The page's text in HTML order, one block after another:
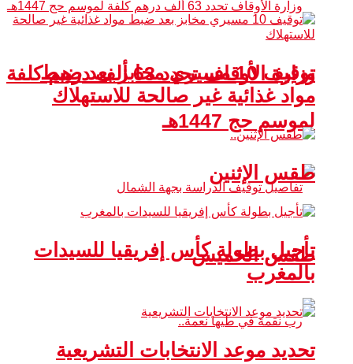
وزارة الأوقاف تحدد 63 ألف درهم كلفة
لموسم حج 1447هـ
طقس الخميس
توقيف 10 مسيري مخابز بعد ضبط
مواد غذائية غير صالحة للاستهلاك
طقس الإثنين
تأجيل بطولة كأس إفريقيا للسيدات
بالمغرب
تحديد موعد الانتخابات التشريعية